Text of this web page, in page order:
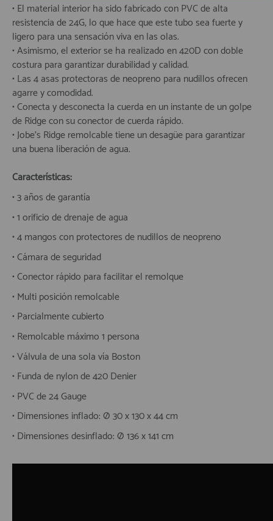
• El material interior ha sido fabricado con PVC de alta
resistencia de 24G, lo que hace que este tubo sea fuerte y
ligero para una sensación viva en las olas.
• Asimismo, el exterior se ha realizado en 420D con doble
costura para garantizar durabilidad y calidad.
• Las 4 asas protectoras de neopreno para nudillos ofrecen
agarre y comodidad.
• Conecta y desconecta la cuerda en un instante de un golpe
de Ridge con su conector de cuerda rápido.
• Jobe's Ridge remolcable tiene un desagüe para garantizar
una buena liberación de agua.
Características:
• 3 años de garantía
• 1 orificio de drenaje de agua
• 4 mangos con protectores de nudillos de neopreno
• Cámara de seguridad
• Conector rápido para facilitar el remolque
• Multi posición remolcable
• Parcialmente cubierto
• Remolcable máximo 1 persona
• Válvula de una sola vía Boston
• Funda de nylon de 420 Denier
• PVC de 24 Gauge
• Dimensiones inflado: Ø 30 x 130 x 44 cm
• Dimensiones desinflado: Ø 136 x 141 cm